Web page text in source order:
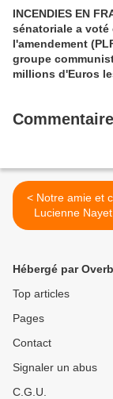
INCENDIES EN
sénatoriale a voté
l'amendement
groupe
millions d'Euros
< Notre amie et camarade
Lucienne
déporté à
ignoble site
Hébergé par
Top articles
Pages
Contact
Signaler un abus
C.G.U.